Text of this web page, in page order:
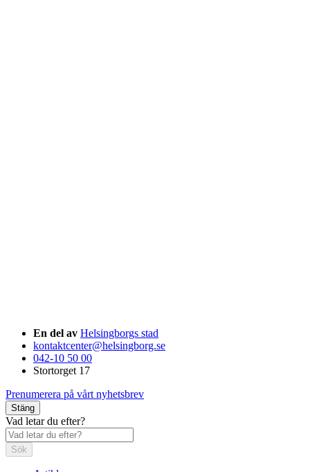
En del av Helsingborgs stad
kontaktcenter@helsingborg.se
042-10 50 00
Stortorget 17
Prenumerera på vårt nyhetsbrev
Stäng
Vad letar du efter?
Sök